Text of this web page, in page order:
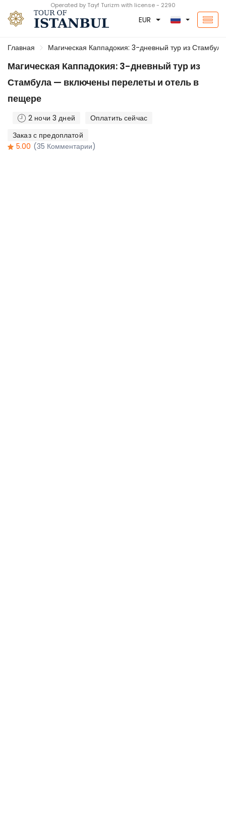
Operated by Tayf Turizm with license - 2290
EUR
Главная Магическая Каппадокия: 3-дневный тур из
Магическая Каппадокия: 3-дневный тур из
Стамбула — включены перелеты и отель в
пещере
2 ночи 3 дней
Оплатить сейчас
Заказ с предоплатой
5.00 (35 Комментарии)